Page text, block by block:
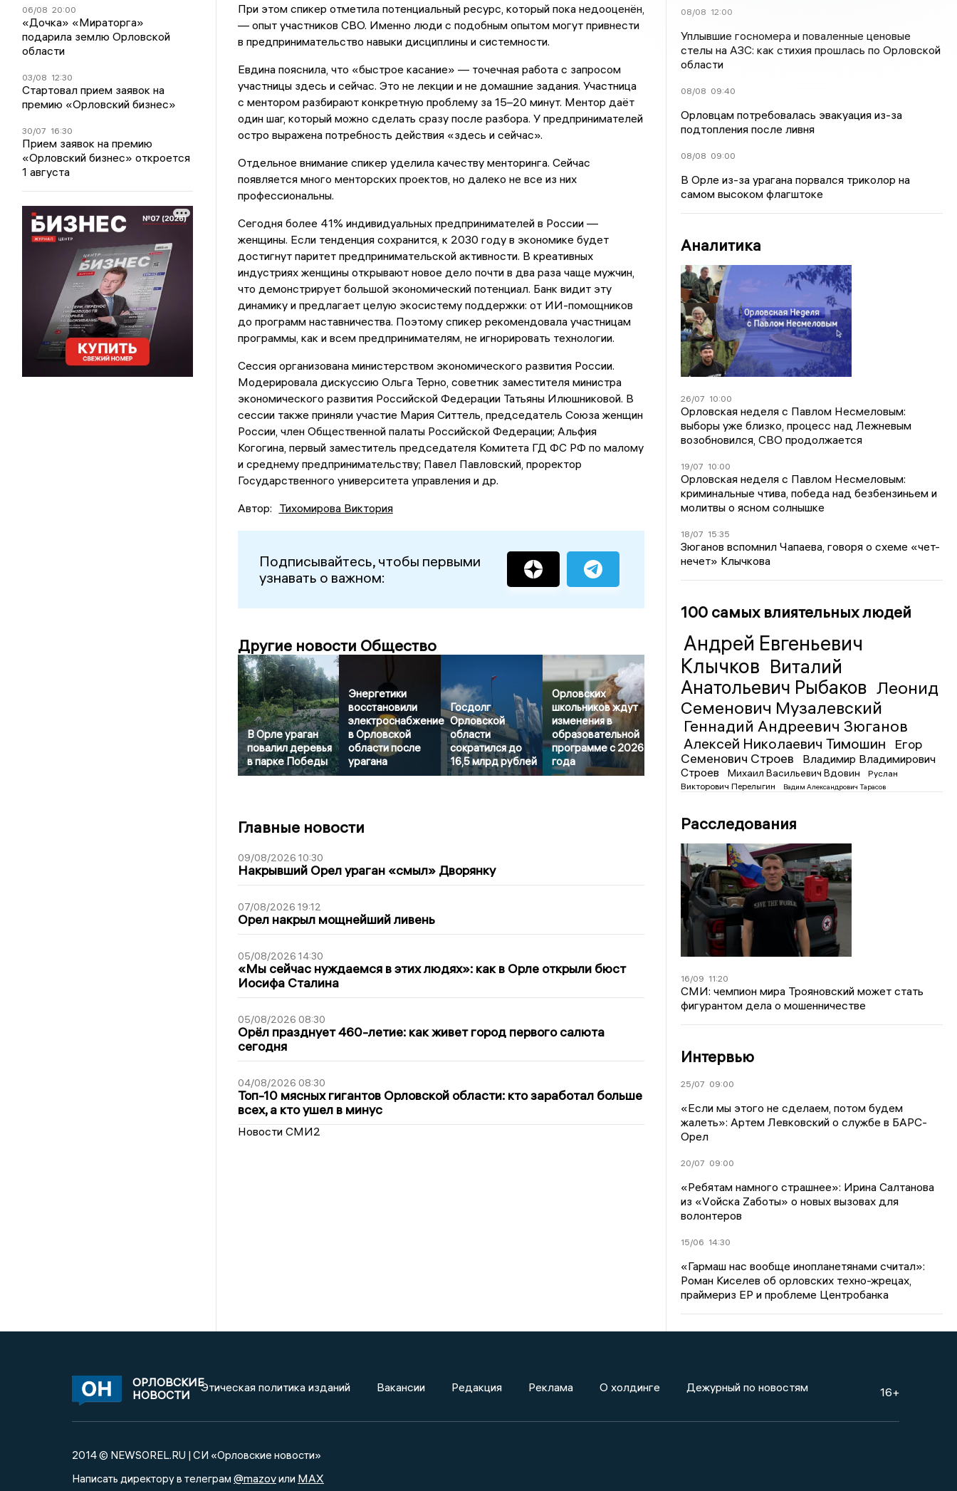
06/08 20:00
«Дочка» «Мираторга»
подарила землю Орловской
области
03/08 12:30
Стартовал прием заявок на
премию «Орловский бизнес»
30/07 16:30
Прием заявок на премию
«Орловский бизнес» откроется
1 августа
При этом спикер отметила потенциальный ресурс, который пока недооценён,
— опыт участников СВО. Именно люди с подобным опытом могут привнести
в предпринимательство навыки дисциплины и системности.
Евдина пояснила, что «быстрое касание» — точечная работа с запросом
участницы здесь и сейчас. Это не лекции и не домашние задания. Участница
с ментором разбирают конкретную проблему за 15–20 минут. Ментор даёт
один шаг, который можно сделать сразу после разбора. У предпринимателей
остро выражена потребность действия «здесь и сейчас».
Отдельное внимание спикер уделила качеству менторинга. Сейчас
появляется много менторских проектов, но далеко не все из них
профессиональны.
Сегодня более 41% индивидуальных предпринимателей в России —
женщины. Если тенденция сохранится, к 2030 году в экономике будет
достигнут паритет предпринимательской активности. В креативных
индустриях женщины открывают новое дело почти в два раза чаще мужчин,
что демонстрирует большой экономический потенциал. Банк видит эту
динамику и предлагает целую экосистему поддержки: от ИИ-помощников
до программ наставничества. Поэтому спикер рекомендовала участницам
программы, как и всем предпринимателям, не игнорировать технологии.
Сессия организована министерством экономического развития России.
Модерировала дискуссию Ольга Терно, советник заместителя министра
экономического развития Российской Федерации Татьяны Илюшниковой. В
сессии также приняли участие Мария Ситтель, председатель Союза женщин
России, член Общественной палаты Российской Федерации; Альфия
Когогина, первый заместитель председателя Комитета ГД ФС РФ по малому
и среднему предпринимательству; Павел Павловский, проректор
Государственного университета управления и др.
Автор: Тихомирова Виктория
Подписывайтесь, чтобы первыми
узнавать о важном:
Другие новости Общество
В Орле ураган
повалил деревья
в парке Победы
Энергетики
восстановили
электроснабжение
в Орловской
области после
урагана
Госдолг
Орловской
области
сократился до
16,5 млрд рублей
Орловских
школьников ждут
изменения в
образовательной
программе с 2026
года
Главные новости
09/08/2026 10:30
Накрывший Орел ураган «смыл» Дворянку
07/08/2026 19:12
Орел накрыл мощнейший ливень
05/08/2026 14:30
«Мы сейчас нуждаемся в этих людях»: как в Орле открыли бюст
Иосифа Сталина
05/08/2026 08:30
Орёл празднует 460-летие: как живет город первого салюта
сегодня
04/08/2026 08:30
Топ-10 мясных гигантов Орловской области: кто заработал больше
всех, а кто ушел в минус
Новости СМИ2
08/08 12:00
Уплывшие госномера и поваленные ценовые
стелы на АЗС: как стихия прошлась по Орловской
области
08/08 09:40
Орловцам потребовалась эвакуация из-за
подтопления после ливня
08/08 09:00
В Орле из-за урагана порвался триколор на
самом высоком флагштоке
Аналитика
26/07 10:00
Орловская неделя с Павлом Несмеловым:
выборы уже близко, процесс над Лежневым
возобновился, СВО продолжается
19/07 10:00
Орловская неделя с Павлом Несмеловым:
криминальные чтива, победа над безбензиньем и
молитвы о ясном солнышке
18/07 15:35
Зюганов вспомнил Чапаева, говоря о схеме «чет-
нечет» Клычкова
100 самых влиятельных людей
Андрей Евгеньевич
Клычков Виталий
Анатольевич Рыбаков Леонид
Семенович Музалевский
Геннадий Андреевич Зюганов
Алексей Николаевич Тимошин
Егор
Семенович Строев
Владимир Владимирович
Строев
Михаил Васильевич Вдовин
Руслан
Викторович Перелыгин
Вадим Александрович Тарасов
Расследования
16/09 11:20
СМИ: чемпион мира Трояновский может стать
фигурантом дела о мошенничестве
Интервью
25/07 09:00
«Если мы этого не сделаем, потом будем
жалеть»: Артем Левковский о службе в БАРС-
Орел
20/07 09:00
«Ребятам намного страшнее»: Ирина Салтанова
из «Vойска Zаботы» о новых вызовах для
волонтеров
15/06 14:30
«Гармаш нас вообще инопланетянами считал»:
Роман Киселев об орловских техно-жрецах,
праймериз ЕР и проблеме Центробанка
ОРЛОВСКИЕ
НОВОСТИ
Этическая политика изданий Вакансии Редакция Реклама О холдинге Дежурный по новостям 16+
2014 © NEWSOREL.RU | СИ «Орловские новости»
Написать директору в телеграм @mazovили MAX